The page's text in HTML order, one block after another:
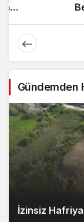
Zeybek
Gündemden
İzinsiz